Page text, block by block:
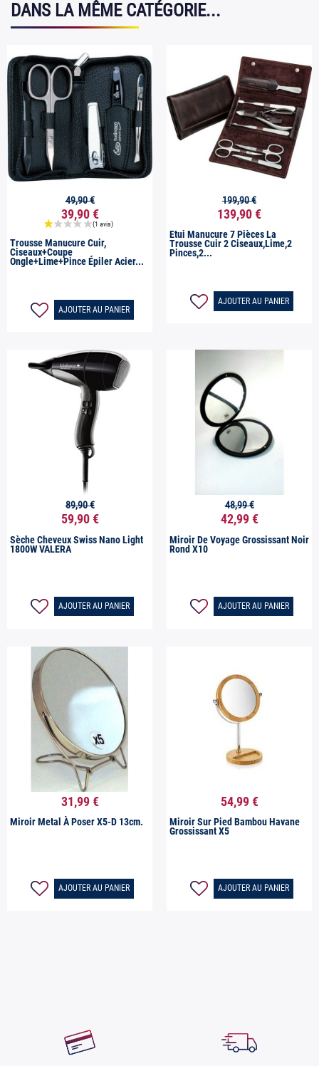
DANS LA MÊME CATÉGORIE...
Aperçu rapide
39,90 €
49,90 €
Trousse Manucure Cuir,
Ciseaux+coupe
Ongle+lime+pince Épiler Acier...
AJOUTER AU PANIER
Aperçu rapide
139,90 €
199,90 €
Etui Manucure 7 Pièces La
Trousse Cuir 2 Ciseaux,Lime,2
Pinces,2...
AJOUTER AU PANIER
Aperçu rapide
59,90 €
89,90 €
Sèche Cheveux Swiss Nano Light
1800W VALERA
AJOUTER AU PANIER
Aperçu rapide
42,99 €
48,99 €
Miroir De Voyage Grossissant Noir
Rond X10
AJOUTER AU PANIER
Aperçu rapide
31,99 €
Miroir Metal À Poser X5-D 13cm.
AJOUTER AU PANIER
Aperçu rapide
54,99 €
Miroir Sur Pied Bambou Havane
Grossissant X5
AJOUTER AU PANIER